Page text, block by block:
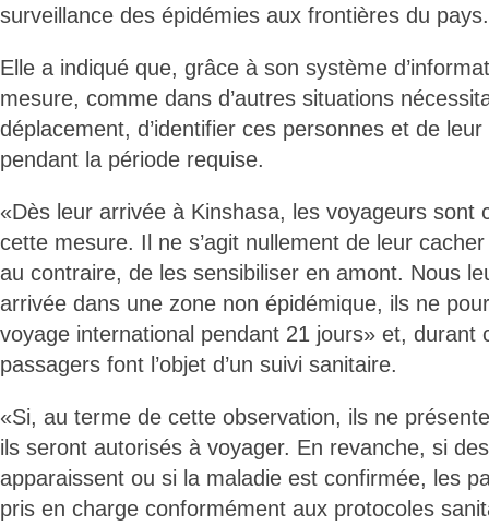
surveillance des épidémies aux frontières du pays.
Elle a indiqué que, grâce à son système
mesure, comme dans d’autres situations
déplacement, d’identifier ces personnes et de
pendant la période requise.
«Dès leur arrivée à Kinshasa, les voyageurs sont
cette mesure. Il ne s’agit nullement de leur
au contraire, de les sensibiliser en amont. Nous
arrivée dans une zone non épidémique, ils ne
voyage international pendant 21 jours» et, durant
passagers font l’objet d’un suivi sanitaire.
«Si, au terme de cette observation, ils ne
ils seront autorisés à voyager. En revanche, si
apparaissent ou si la maladie est confirmée, les
pris en charge conformément aux protocoles